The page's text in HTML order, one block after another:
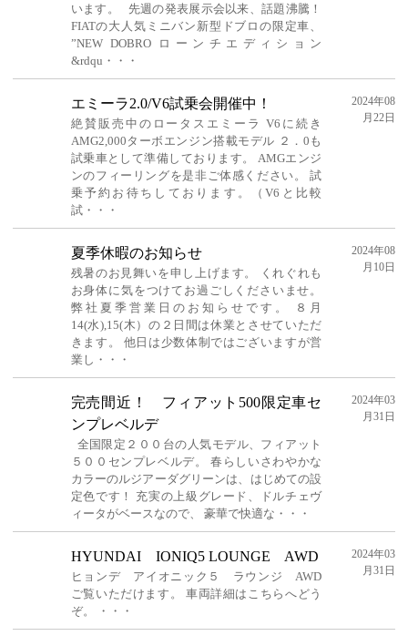
います。 先週の発表展示会以来、話題沸騰！
FIATの大人気ミニバン新型ドブロの限定車、
”NEW DOBRO ローンチエディション
&rdqu・・・
エミーラ2.0/V6試乗会開催中！
絶賛販売中のロータスエミーラ V6に続き
AMG2,000ターボエンジン搭載モデル ２．0も
試乗車として準備しております。 AMGエンジ
ンのフィーリングを是非ご体感ください。 試
乗予約お待ちしております。（V6と比較
試・・・
2024年08
月22日
夏季休暇のお知らせ
残暑のお見舞いを申し上げます。 くれぐれも
お身体に気をつけてお過ごしくださいませ。
弊社夏季営業日のお知らせです。 ８月
14(水),15(木）の２日間は休業とさせていただ
きます。 他日は少数体制ではございますが営
業し・・・
2024年08
月10日
完売間近！ フィアット500限定車セ
ンプレベルデ
全国限定２００台の人気モデル、フィアット
５００センプレベルデ。 春らしいさわやかな
カラーのルジアーダグリーンは、はじめての設
定色です！ 充実の上級グレード、ドルチェヴ
ィータがベースなので、 豪華で快適な・・・
2024年03
月31日
HYUNDAI IONIQ5 LOUNGE AWD
ヒョンデ アイオニック５ ラウンジ AWD
ご覧いただけます。 車両詳細はこちらへどう
ぞ。 ・・・
2024年03
月31日